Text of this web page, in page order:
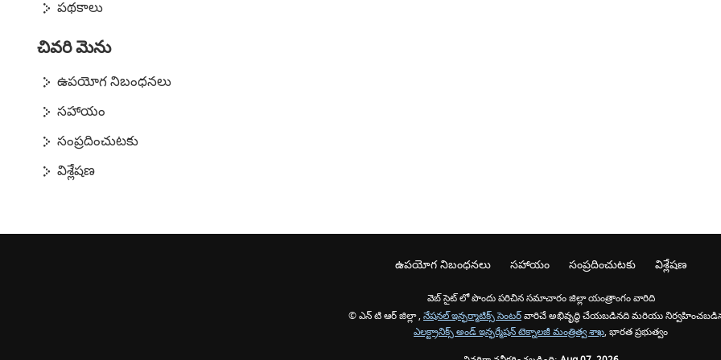
పథకాలు
చివరి మెను
ఉపయోగ నిబంధనలు
సహాయం
సంప్రదించుటకు
విశ్లేషణ
ఉపయోగ నిబంధనలు సహాయం సంప్రదించుటకు విశ్లేషణ
వెబ్ సైట్ లో పొందు పరిచిన సమాచారం జిల్లా యంత్రాంగం వారిది
© ఎన్ టి ఆర్ జిల్లా , నేషనల్ ఇన్ఫర్మాటిక్స్ సెంటర్వారిచే అభివృద్ధి చేయబడినది మరియు
ఎలక్ట్రానిక్స్ అండ్ ఇన్ఫర్మేషన్ టెక్నాలజీ మంత్రిత్వ శాఖ, భారత ప్రభుత్వం